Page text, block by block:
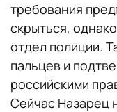
требования
скрыться,
отдел полиции.
пальцев и
российскими
Сейчас Назарец